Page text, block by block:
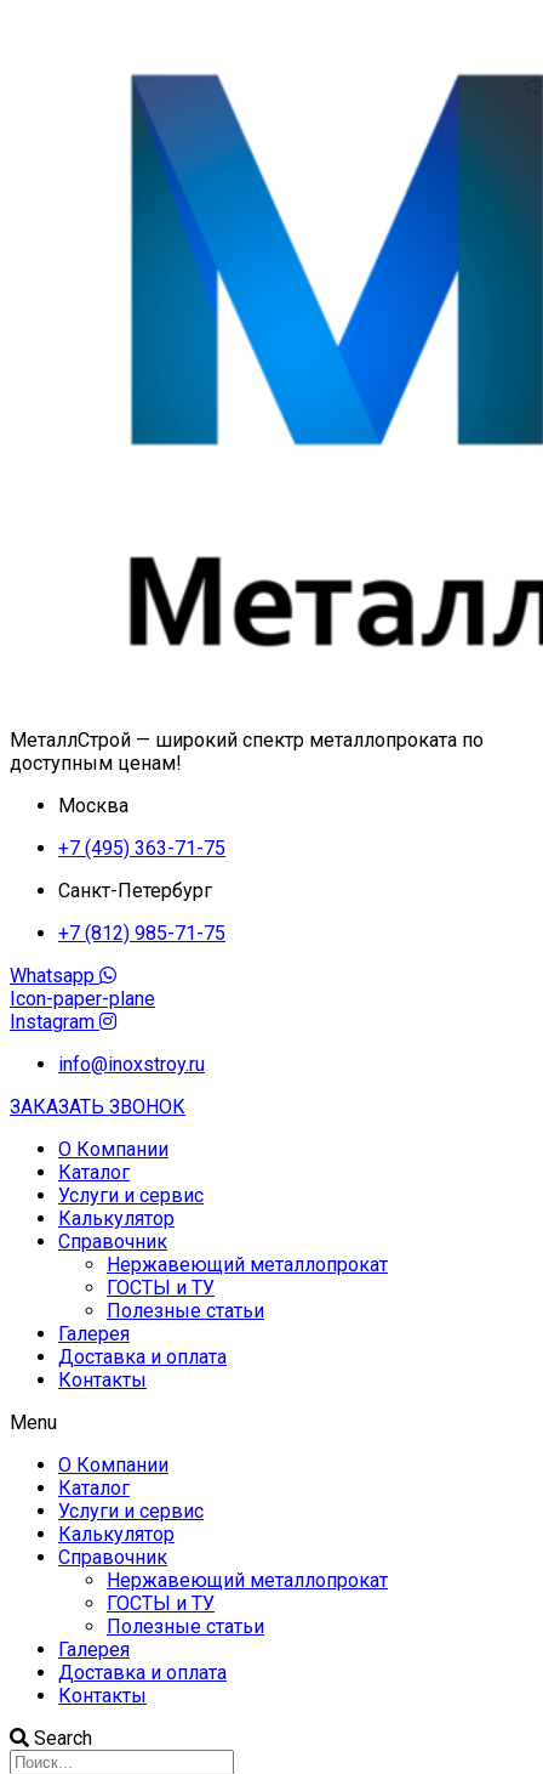
МеталлСтрой — широкий спектр металлопроката по
доступным ценам!
Москва
+7 (495) 363-71-75
Санкт-Петербург
+7 (812) 985-71-75
Whatsapp
Icon-paper-plane
Instagram
info@inoxstroy.ru
ЗАКАЗАТЬ ЗВОНОК
О Компании
Каталог
Услуги и сервис
Калькулятор
Справочник
Нержавеющий металлопрокат
ГОСТЫ и ТУ
Полезные статьи
Галерея
Доставка и оплата
Контакты
Menu
О Компании
Каталог
Услуги и сервис
Калькулятор
Справочник
Нержавеющий металлопрокат
ГОСТЫ и ТУ
Полезные статьи
Галерея
Доставка и оплата
Контакты
Search